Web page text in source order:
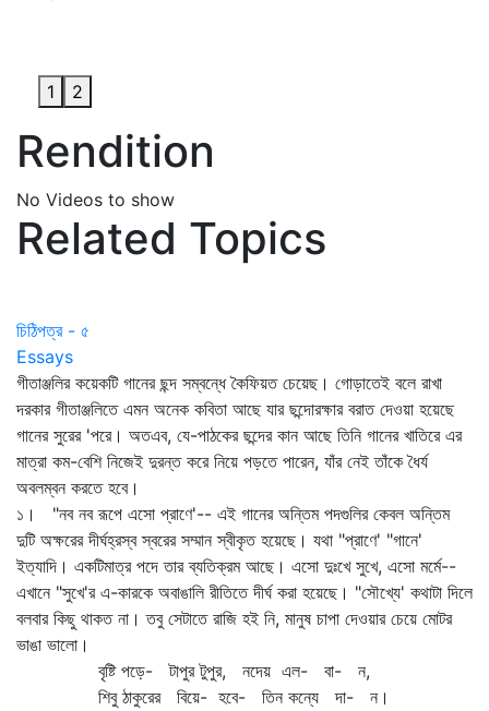
1 2
Rendition
No Videos to show
Related Topics
চিঠিপত্র - ৫
Essays
গীতাঞ্জলির কয়েকটি গানের ছন্দ সম্বন্ধে কৈফিয়ত চেয়েছ। গোড়াতেই বলে রাখা
দরকার গীতাঞ্জলিতে এমন অনেক কবিতা আছে যার ছন্দোরক্ষার বরাত দেওয়া হয়েছে
গানের সুরের 'পরে। অতএব, যে-পাঠকের ছন্দের কান আছে তিনি গানের খাতিরে এর
মাত্রা কম-বেশি নিজেই দুরন্ত করে নিয়ে পড়তে পারেন, যাঁর নেই তাঁকে ধৈর্য
অবলম্বন করতে হবে।
১। "নব নব রূপে এসো প্রাণে'-- এই গানের অন্তিম পদগুলির কেবল অন্তিম
দুটি অক্ষরের দীর্ঘহ্রস্ব স্বরের সম্মান স্বীকৃত হয়েছে। যথা "প্রাণে' "গানে'
ইত্যাদি। একটিমাত্র পদে তার ব্যতিক্রম আছে। এসো দুঃখে সুখে, এসো মর্মে--
এখানে "সুখে'র এ-কারকে অবাঙালি রীতিতে দীর্ঘ করা হয়েছে। "সৌখ্যে' কথাটা দিলে
বলবার কিছু থাকত না। তবু সেটাতে রাজি হই নি, মানুষ চাপা দেওয়ার চেয়ে মোটর
ভাঙা ভালো।
বৃষ্টি পড়ে- টাপুর টুপুর, নদেয় এল- বা- ন,
শিবু ঠাকুরের বিয়ে- হবে- তিন কন্যে দা- ন।